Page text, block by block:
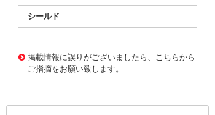
シールド
掲載情報に誤りがございましたら、こちらから
ご指摘をお願い致します。